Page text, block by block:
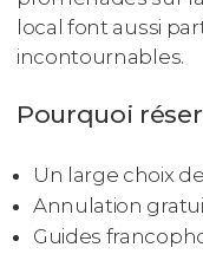
local font aussi
incontournables.
Pourquoi
Un large choix
Annulation
Guides